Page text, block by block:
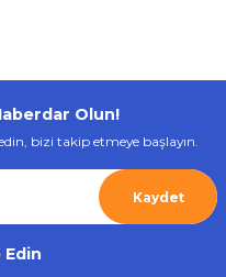
Olun!
bizi takip etmeye başlayın.
Kaydet
Edin